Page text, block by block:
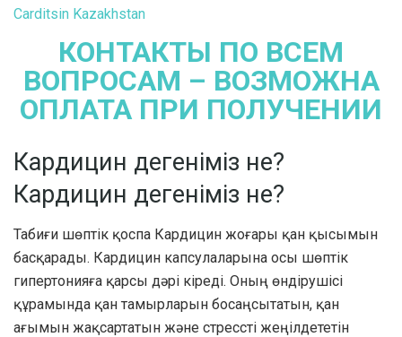
Carditsin Kazakhstan
КОНТАКТЫ ПО ВСЕМ
ВОПРОСАМ – ВОЗМОЖНА
ОПЛАТА ПРИ ПОЛУЧЕНИИ
Кардицин дегеніміз не?
Кардицин дегеніміз не?
Табиғи шөптік қоспа Кардицин жоғары қан қысымын
басқарады. Кардицин капсулаларына осы шөптік
гипертонияға қарсы дәрі кіреді. Оның өндірушісі
құрамында қан тамырларын босаңсытатын, қан
ағымын жақсартатын және стрессті жеңілдететін